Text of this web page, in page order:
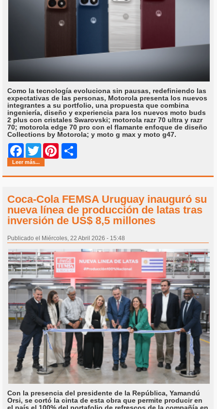
Como la tecnología evoluciona sin pausas, redefiniendo las
expectativas de las personas, Motorola presenta los nuevos
integrantes a su portfolio, una propuesta que combina
ingeniería, diseño y experiencia para los nuevos moto buds
2 plus con cristales Swarovski; motorola razr 70 ultra y razr
70; motorola edge 70 pro con el flamante enfoque de diseño
Collections by Motorola; y moto g max y moto g47.
Facebook
Twitter Pinterest
Leer más...
Coca-Cola FEMSA Uruguay inauguró su
nueva línea de producción de latas tras
inversión de US$ 8,5 millones
Publicado el Miércoles, 22 Abril 2026 - 15:48
Con la presencia del presidente de la República, Yamandú
Orsi, se cortó la cinta de esta obra que permite producir en
el país el 100% del portafolio de refrescos de la compañía en